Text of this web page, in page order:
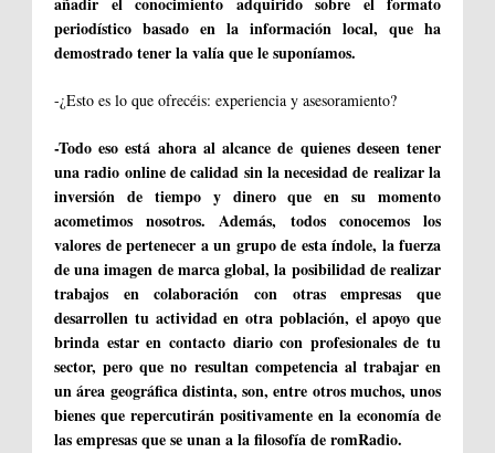
periodístico basado en la información local, que ha
demostrado tener la valía que le suponíamos.
-¿Esto es lo que ofrecéis: experiencia y asesoramiento?
-Todo eso está ahora al alcance de quienes deseen tener
una radio online de calidad sin la necesidad de realizar la
inversión de tiempo y dinero que en su momento
acometimos nosotros. Además, todos conocemos los
valores de pertenecer a un grupo de esta índole, la fuerza
de una imagen de marca global, la posibilidad de realizar
trabajos en colaboración con otras empresas que
desarrollen tu actividad en otra población, el apoyo que
brinda estar en contacto diario con profesionales de tu
sector, pero que no resultan competencia al trabajar en
un área geográfica distinta, son, entre otros muchos, unos
bienes que repercutirán positivamente en la economía de
las empresas que se unan a la filosofía de romRadio.